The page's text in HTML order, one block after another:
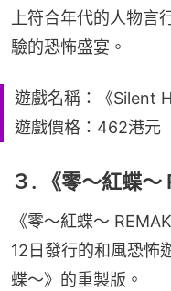
上符合年代的人物言
驗的恐怖盛宴。
遊戲名稱：《Silent
遊戲價格：462港元
３. 《零～紅蝶～
《零～紅蝶～
12日發行的和風恐怖
蝶～》的重製版。